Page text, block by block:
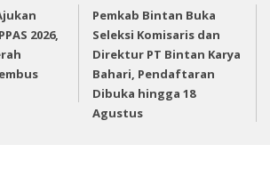
2026,
Pemkab Bintan Buka
Seleksi Komisaris dan
Direktur PT Bintan Karya
Bahari, Pendaftaran
Dibuka hingga 18
Agustus